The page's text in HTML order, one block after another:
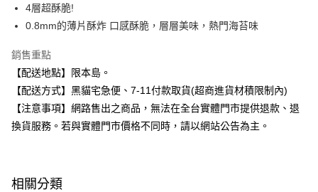
上海商業儲蓄銀行
國泰世華商業銀行
兆豐國際商業銀行
匯豐（台灣）商業銀行
聯邦商業銀行
元大商業銀行
永豐商業銀行
星展（台灣）商業銀行
台新國際商業銀行
中國信託商業銀行
台灣樂天信用卡公司
LINE Pay
街口支付
悠遊付
Google Pay
相關說明
4層超酥脆!
0.8mm的薄片酥炸 口感酥脆，層層美味，熱門海苔味
銷售重點
【配送地點】限本島。
【配送方式】黑貓宅急便、7-11付款取貨(超商進貨材積限制內)
【注意事項】網路售出之商品，無法在全台實體門市提供退款、退
換貨服務。若與實體門市價格不同時，請以網站公告為主。
相關分類